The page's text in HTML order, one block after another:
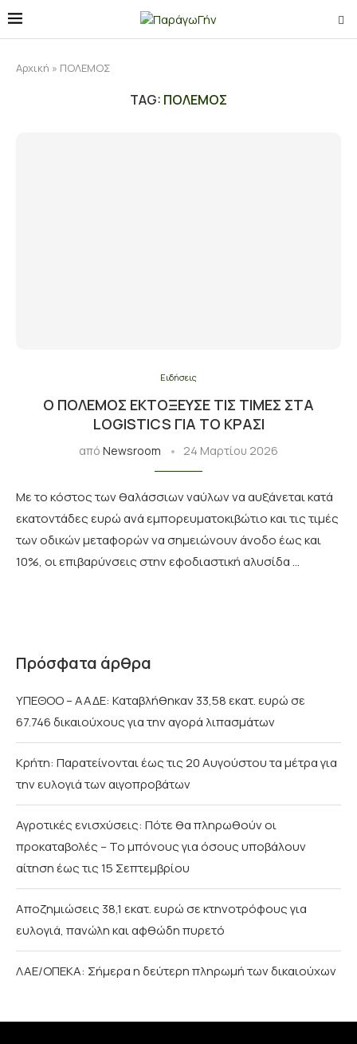
Αρχική » ΠΟΛΕΜΟΣ
TAG: ΠΟΛΕΜΟΣ
Ειδήσεις
Ο ΠΌΛΕΜΟΣ ΕΚΤΌΞΕΥΣΕ ΤΙΣ ΤΙΜΈΣ ΣΤΑ
LOGISTICS ΓΙΑ ΤΟ ΚΡΑΣΊ
από Newsroom 24 Μαρτίου 2026
Με το κόστος των θαλάσσιων ναύλων να αυξάνεται κατά
εκατοντάδες ευρώ ανά εμπορευματοκιβώτιο και τις τιμές
των οδικών μεταφορών να σημειώνουν άνοδο έως και
10%, οι επιβαρύνσεις στην εφοδιαστική αλυσίδα …
Πρόσφατα άρθρα
ΥΠΕΘΟΟ – ΑΑΔΕ: Καταβλήθηκαν 33,58 εκατ. ευρώ σε
67.746 δικαιούχους για την αγορά λιπασμάτων
Κρήτη: Παρατείνονται έως τις 20 Αυγούστου τα μέτρα για
την ευλογιά των αιγοπροβάτων
Αγροτικές ενισχύσεις: Πότε θα πληρωθούν οι
προκαταβολές – Το μπόνους για όσους υποβάλουν
αίτηση έως τις 15 Σεπτεμβρίου
Αποζημιώσεις 38,1 εκατ. ευρώ σε κτηνοτρόφους για
ευλογιά, πανώλη και αφθώδη πυρετό
ΛΑΕ/ΟΠΕΚΑ: Σήμερα η δεύτερη πληρωμή των δικαιούχων